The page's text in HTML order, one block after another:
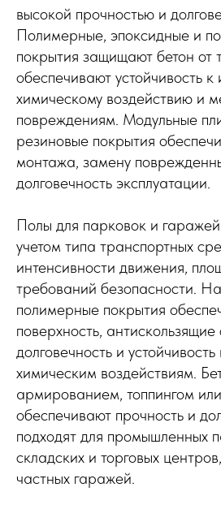
высокой прочностью и
Полимерные, эпоксидные и
покрытия защищают бетон от
обеспечивают устойчивость
химическому воздействию и
повреждениям. Модульные
резиновые покрытия
монтажа, замену
долговечность эксплуатации.
Полы для парковок и
учетом типа транспортных
интенсивности движения,
требований безопасности.
полимерные покрытия
поверхность, антискользящие
долговечность и
химическим воздействиям.
армированием, топпингом
обеспечивают прочность и
подходят для промышленных
складских и торговых
частных гаражей.